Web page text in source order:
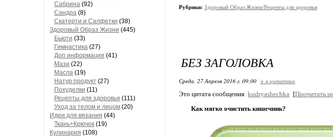
Сабрина (92)
Сандра (8)
Скатерти и Салфетки (38)
Здоровый Образ Жизни (445)
Бьюти (33)
Гимнастика (27)
Доп информация (41)
Мази (22)
Масла (19)
Натур продукт (27)
Похуделки (11)
Рецепты для здоровья (111)
Уход за телом и лицом (20)
Идеи для вязания (44)
Ткань+Крючок (19)
Кулинария (108)
Рубрики: Здоровый Образ Жизни/Рецепты для здоровья
БЕЗ ЗАГОЛОВКА
Среда, 27 Апреля 2016 г. 09:00 + в цитатник
Это цитата сообщения kudryashechka [Прочитать
Как мягко очистить кишечник?